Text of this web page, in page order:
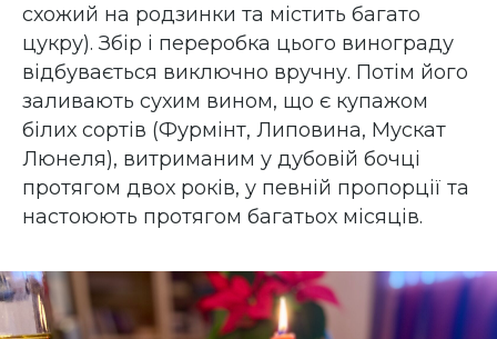
схожий на родзинки та містить багато
цукру). Збір і переробка цього винограду
відбувається виключно вручну. Потім його
заливають сухим вином, що є купажом
білих сортів (Фурмінт, Липовина, Мускат
Люнеля), витриманим у дубовій бочці
протягом двох років, у певній пропорції та
настоюють протягом багатьох місяців.